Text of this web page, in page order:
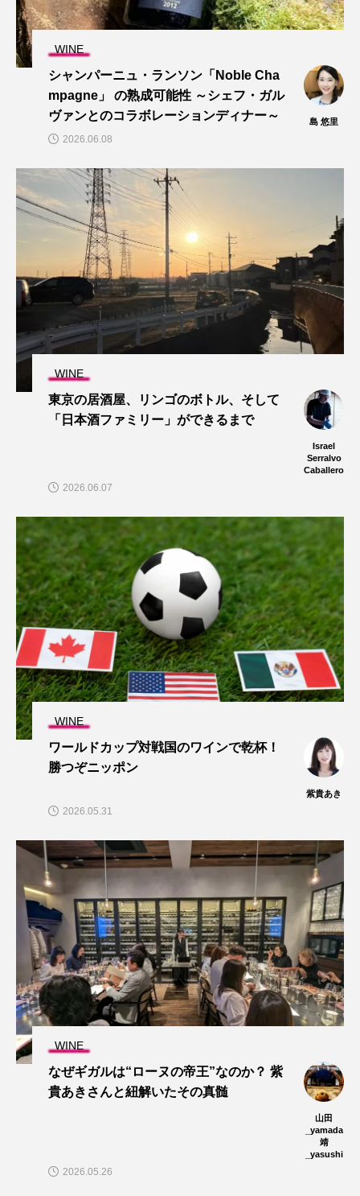
WINE
シャンパーニュ・ランソン「Noble Cha
mpagne」 の熟成可能性 ～シェフ・ガル
ヴァンとのコラボレーションディナー～
島 悠里
2026.06.08
WINE
東京の居酒屋、リンゴのボトル、そして
「日本酒ファミリー」ができるまで
Israel
Serralvo
Caballero
2026.06.07
WINE
ワールドカップ対戦国のワインで乾杯！
勝つぞニッポン
紫貴あき
2026.05.31
WINE
なぜギガルは“ローヌの帝王”なのか？ 紫
貴あきさんと紐解いたその真髄
山田
_yamada
靖
_yasushi
2026.05.26